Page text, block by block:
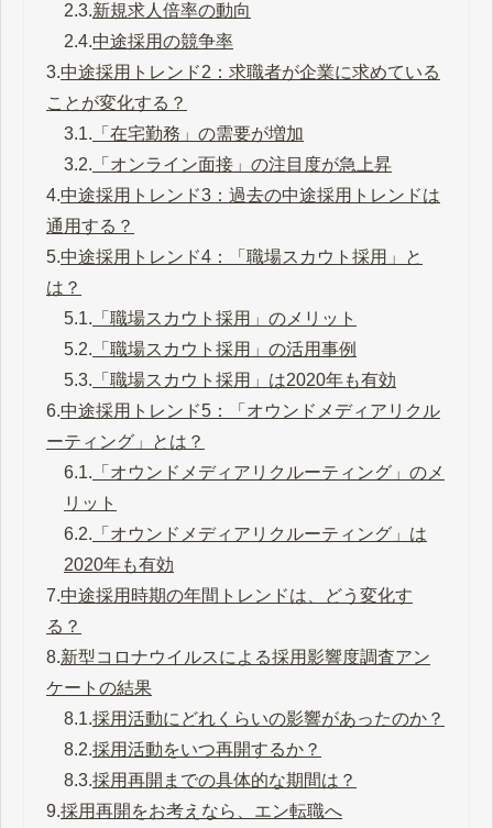
2.3.新規求人倍率の動向
2.4.中途採用の競争率
3.中途採用トレンド2：求職者が企業に求めている
ことが変化する？
3.1. 「在宅勤務」の需要が増加
3.2. 「オンライン面接」の注目度が急上昇
4.中途採用トレンド3：過去の中途採用トレンドは
通用する？
5.中途採用トレンド4：「職場スカウト採用」と
は？
5.1. 「職場スカウト採用」のメリット
5.2. 「職場スカウト採用」の活用事例
5.3. 「職場スカウト採用」は2020年も有効
6.中途採用トレンド5：「オウンドメディアリクル
ーティング」とは？
6.1. 「オウンドメディアリクルーティング」のメ
リット
6.2. 「オウンドメディアリクルーティング」は
2020年も有効
7.中途採用時期の年間トレンドは、どう変化す
る？
8.新型コロナウイルスによる採用影響度調査アン
ケートの結果
8.1.採用活動にどれくらいの影響があったのか？
8.2.採用活動をいつ再開するか？
8.3.採用再開までの具体的な期間は？
9.採用再開をお考えなら、エン転職へ